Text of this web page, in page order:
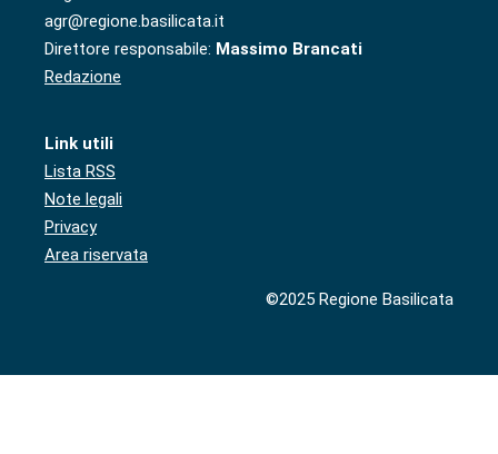
agr@regione.basilicata.it
Direttore responsabile: Massimo Brancati
Redazione
Link utili
Lista RSS
Note legali
Privacy
Area riservata
©2025 Regione Basilicata